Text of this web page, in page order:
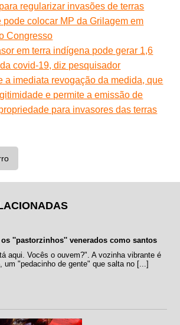
regularizar invasões de terras
pode colocar MP da Grilagem em
Congresso
em terra indígena pode gerar 1,6
covid-19, diz pesquisador
a imediata revogação da medida, que
e permite a emissão de
para invasores das terras
''pastorzinhos'' venerados como santos
aqui. Vocês o ouvem?". A vozinha vibrante é
um "pedacinho de gente" que salta no [...]